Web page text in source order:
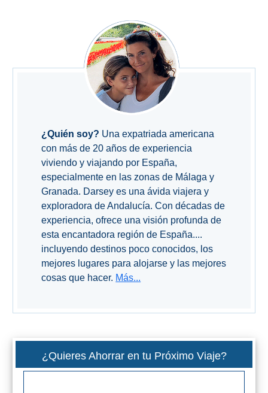
¿Quién soy? Una expatriada americana
con más de 20 años de experiencia
viviendo y viajando por España,
especialmente en las zonas de Málaga y
Granada. Darsey es una ávida viajera y
exploradora de Andalucía. Con décadas de
experiencia, ofrece una visión profunda de
esta encantadora región de España....
incluyendo destinos poco conocidos, los
mejores lugares para alojarse y las mejores
cosas que hacer. Más...
¿Quieres Ahorrar en tu Próximo Viaje?